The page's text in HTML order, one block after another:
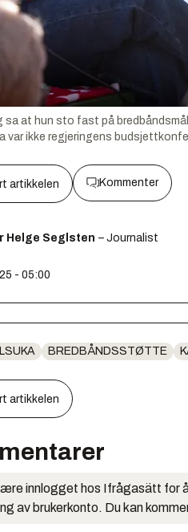
at hun sto fast på
var ikke regjeringens
artikkelen Kommenter
Helge Seglsten – Journalist
- 05:00
BREDBÅNDSSTØTTE
artikkelen
innlogget hos Ifrågasätt for
av brukerkonto. Du kan